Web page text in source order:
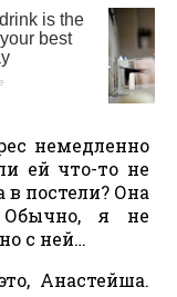
немедленно
ей что-то не
в постели? Она
Обычно, я не
с ней…
Анастейша.